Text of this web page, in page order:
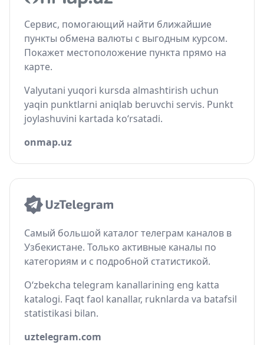
Сервис, помогающий найти ближайшие
пункты обмена валюты с выгодным курсом.
Покажет местоположение пункта прямо на
карте.
Valyutani yuqori kursda almashtirish uchun
yaqin punktlarni aniqlab beruvchi servis. Punkt
joylashuvini kartada ko‘rsatadi.
onmap.uz
Самый большой каталог телеграм каналов в
Узбекистане. Только активные каналы по
категориям и с подробной статистикой.
O‘zbekcha telegram kanallarining eng katta
katalogi. Faqt faol kanallar, ruknlarda va batafsil
statistikasi bilan.
uztelegram.com